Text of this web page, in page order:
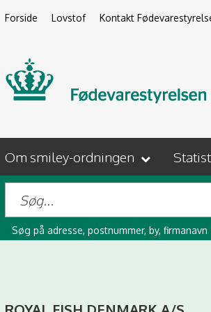
Forside Lovstof Kontakt
Om smiley-ordningen
Søg på adresse, postnummer, by, firmanavn